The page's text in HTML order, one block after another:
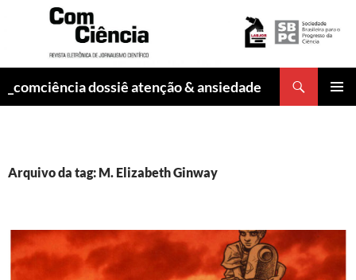
_comciência dossiê atenção & ansiedade
Arquivo da tag: M. Elizabeth Ginway